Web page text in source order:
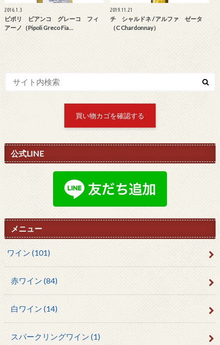
2016.1.3
ピポリ ビアンコ グレーコ フィ
アーノ（Pipoli Greco Fia…
2019.11.21
チ シャルドネ / アルファ ゼータ
（C Chardonnay）
買い物カゴを確認する
公式LINE
メニュー
ワイン (101)
赤ワイン (84)
白ワイン (14)
スパークリングワイン (1)